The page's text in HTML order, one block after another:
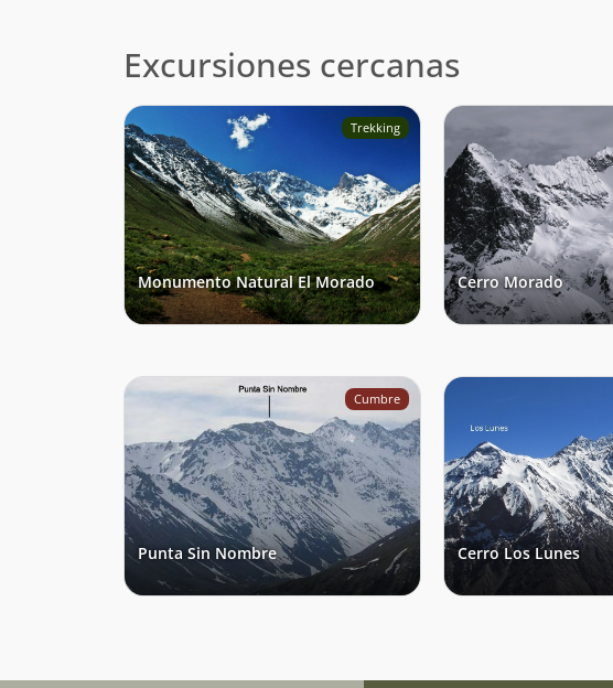
Excursiones cercanas
Trekking
Monumento Natural El Morado Cerro Morado
Cumbre
Punta Sin Nombre Cerro Los Lunes